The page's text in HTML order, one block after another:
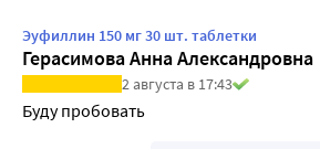
Эуфиллин 150 мг 30 шт. таблетки
Герасимова Анна Александровна
2 августа в 17:43
Буду пробовать